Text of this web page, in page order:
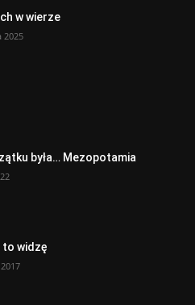
w wierze
2025
była… Mezopotamia
to widzę